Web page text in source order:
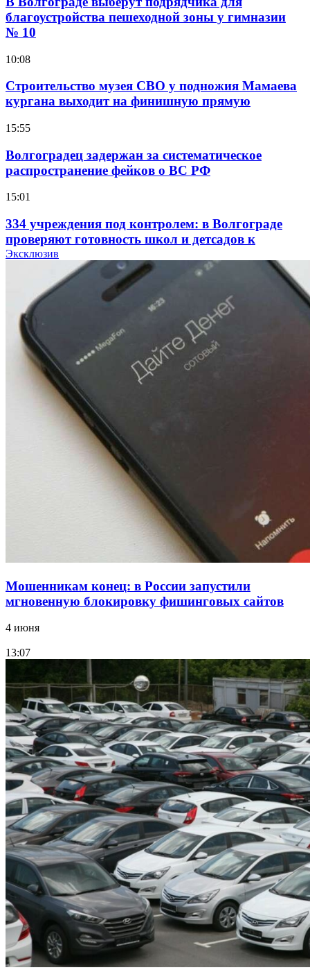
благоустройства пешеходной зоны у гимназии
№ 10
10:08
Строительство музея СВО у подножия Мамаева
кургана выходит на финишную прямую
15:55
Волгоградец задержан за систематическое
распространение фейков о ВС РФ
15:01
334 учреждения под контролем: в Волгограде
проверяют готовность школ и детсадов к
учебному году
Покушение на убийство в Волгограде: девушка
напала на незнакомую женщину с ножом
12:39
Сладкий праздник в Волгограде: в Центральном
парке прошёл фестиваль „Арбузный переполох“
Волгоградские компании нарастили экспорт:
заключены контракты на 3,6 млн долларов
Эксклюзив
Мошенникам конец: в России запустили
мгновенную блокировку фишинговых сайтов
4 июня
13:07